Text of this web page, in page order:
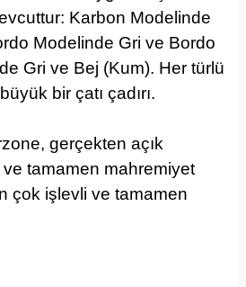
Karbon Modelinde
Modelinde Gri ve Bordo
Gri ve Bej (Kum). Her türlü
bir çatı çadırı.
gerçekten açık
ve tamamen mahremiyet
çok işlevli ve tamamen